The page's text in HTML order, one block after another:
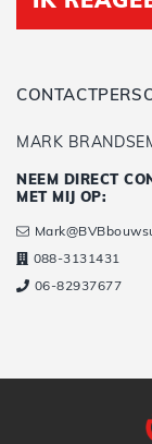
MARK
NEEM DIRECT
MET MIJ OP:
088-3131431
06-82937677